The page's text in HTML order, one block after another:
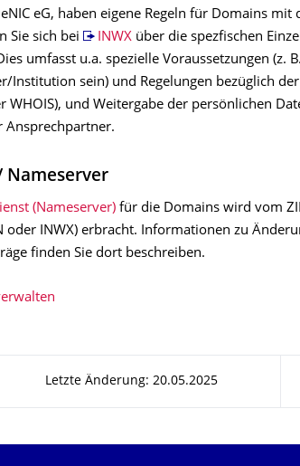
eG, haben eigene Regeln für Domains mit
Sie sich bei
INWXüber die spezfischen
umfasst u.a. spezielle Voraussetzungen (z.
Institution sein) und Regelungen bezüglich
WHOIS), und Weitergabe der persönlichen
Ansprechpartner.
Nameserver
(Nameserver)für die Domains wird vom
oder INWX) erbracht. Informationen zu
finden Sie dort beschreiben.
Letzte Änderung: 20.05.2025